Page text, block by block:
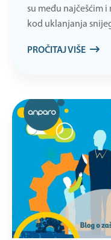
su među najčešćim
kod uklanjanja
PROČITAJ VIŠE